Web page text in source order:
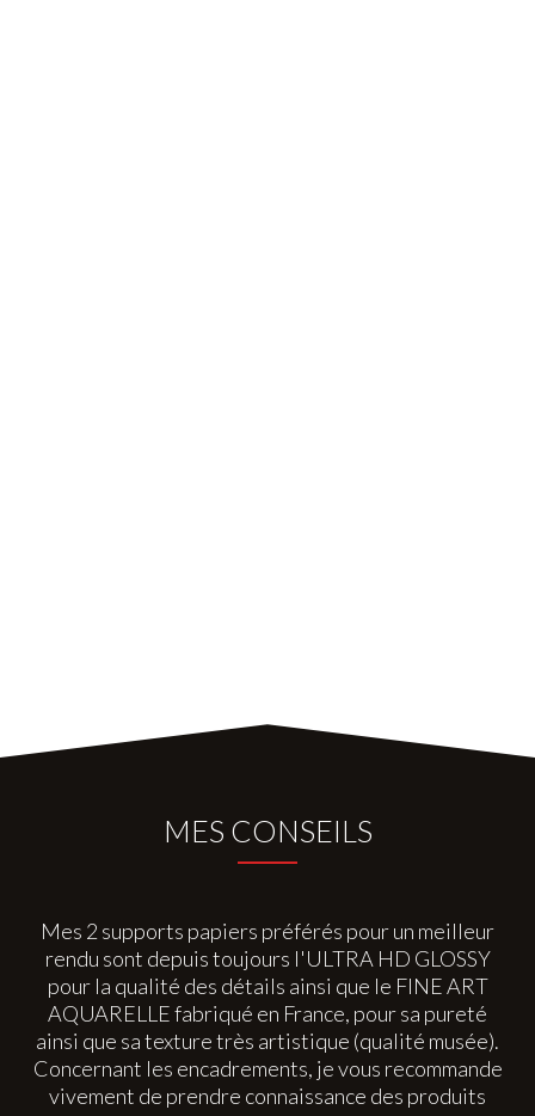
MES CONSEILS
Mes 2 supports papiers préférés pour un meilleur
rendu sont depuis toujours l'ULTRA HD GLOSSY
pour la qualité des détails ainsi que le FINE ART
AQUARELLE fabriqué en France, pour sa pureté
ainsi que sa texture très artistique (qualité musée).
Concernant les encadrements, je vous recommande
vivement de prendre connaissance des produits